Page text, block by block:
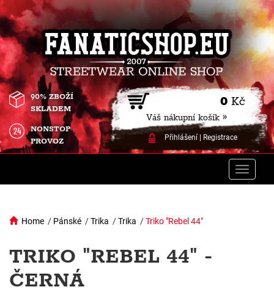
0 Kč
Váš nákupní košík »
Přihlášení| Registrace
90% ZBOŽÍ
SKLADEM
NONSTOP
PROVOZ
Toggle
Home / Pánské /Trika /Trika /Triko "Rebel 44"
TRIKO "REBEL 44" -
ČERNÁ